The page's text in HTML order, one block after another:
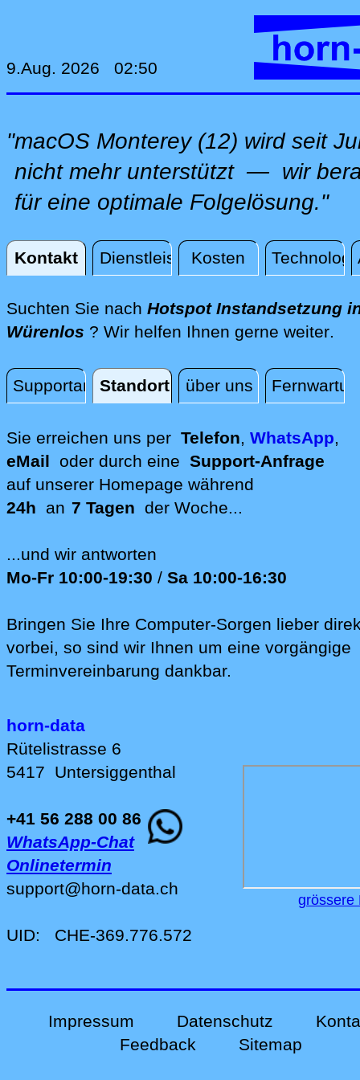
9.Aug. 2026 02:50
"macOS Monterey (12) wird seit
nicht mehr unterstützt — wir
für eine optimale Folgelösung."
Kontakt Dienstleistungen
Kosten
Kontakt
Suchten Sie nach Hotspot Instandsetzung
Würenlos ? Wir helfen Ihnen gerne weiter.
SupportanfrageStandort über uns
Standort
Sie erreichen uns per Telefon, WhatsApp,
eMail oder durch eine Support-Anfrage
auf unserer Homepage während
24h an 7 Tagen der Woche...
...und wir antworten
Mo-Fr 10:00-19:30 / Sa 10:00-16:30
Bringen Sie Ihre Computer-Sorgen lieber
vorbei, so sind wir Ih‍nen um eine vorgängige
Terminvereinbarung dankbar.
horn-data
Rütelistrasse 6
5417 Untersiggenthal
+41 56 288 00 86
WhatsApp-Chat
Onlinetermin
support@horn-data.ch
UID: CHE-369.776.572
grössere
Impressum Datenschutz
Feedback
Sitemap